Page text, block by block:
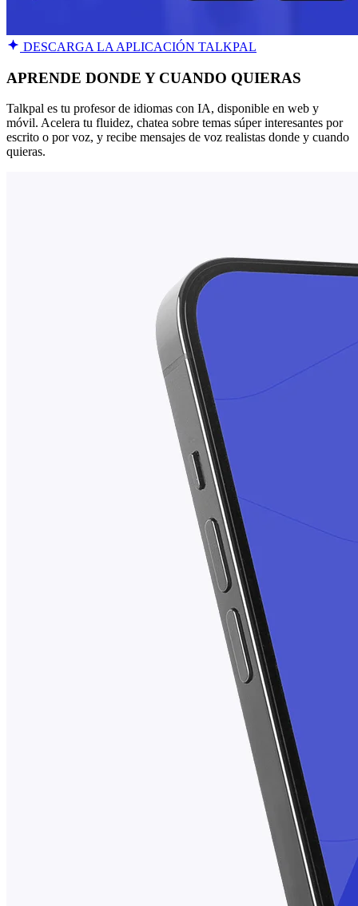
DESCARGA LA APLICACIÓN TALKPAL
APRENDE DONDE Y CUANDO QUIERAS
Talkpal es tu profesor de idiomas con IA, disponible en web y
móvil. Acelera tu fluidez, chatea sobre temas súper interesantes por
escrito o por voz, y recibe mensajes de voz realistas donde y cuando
quieras.